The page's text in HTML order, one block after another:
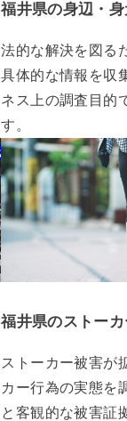
福井県の身辺・
法的な解決を図る
具体的な情報を収
ネス上の調査目的
す。
福井県のストー
ストーカー被害が
カー行為の実態を
と客観的な被害証